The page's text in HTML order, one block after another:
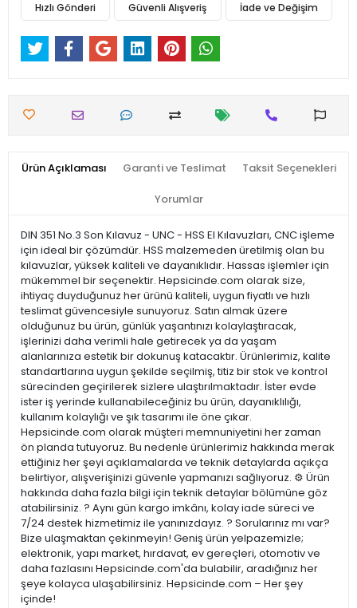
Hızlı Gönderi Güvenli Alışveriş İade ve Değişim
Ürün Açıklaması Garanti ve Teslimat Taksit Seçenekleri
Yorumlar
DIN 351 No.3 Son Kılavuz - UNC - HSS El Kılavuzları, CNC işleme
için ideal bir çözümdür. HSS malzemeden üretilmiş olan bu
kılavuzlar, yüksek kaliteli ve dayanıklıdır. Hassas işlemler için
mükemmel bir seçenektir. Hepsicinde.com olarak size,
ihtiyaç duyduğunuz her ürünü kaliteli, uygun fiyatlı ve hızlı
teslimat güvencesiyle sunuyoruz. Satın almak üzere
olduğunuz bu ürün, günlük yaşantınızı kolaylaştıracak,
işlerinizi daha verimli hale getirecek ya da yaşam
alanlarınıza estetik bir dokunuş katacaktır. Ürünlerimiz, kalite
standartlarına uygun şekilde seçilmiş, titiz bir stok ve kontrol
sürecinden geçirilerek sizlere ulaştırılmaktadır. İster evde
ister iş yerinde kullanabileceğiniz bu ürün, dayanıklılığı,
kullanım kolaylığı ve şık tasarımı ile öne çıkar.
Hepsicinde.com olarak müşteri memnuniyetini her zaman
ön planda tutuyoruz. Bu nedenle ürünlerimiz hakkında merak
ettiğiniz her şeyi açıklamalarda ve teknik detaylarda açıkça
belirtiyor, alışverişinizi güvenle yapmanızı sağlıyoruz. ⚙️ Ürün
hakkında daha fazla bilgi için teknik detaylar bölümüne göz
atabilirsiniz. ? Aynı gün kargo imkânı, kolay iade süreci ve
7/24 destek hizmetimiz ile yanınızdayız. ? Sorularınız mı var?
Bize ulaşmaktan çekinmeyin! Geniş ürün yelpazemizle;
elektronik, yapı market, hırdavat, ev gereçleri, otomotiv ve
daha fazlasını Hepsicinde.com'da bulabilir, aradığınız her
şeye kolayca ulaşabilirsiniz. Hepsicinde.com – Her şey
içinde!